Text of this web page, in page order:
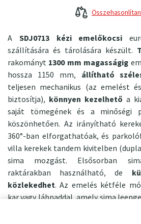
A SDJ0713 kézi emelőkocsi
szállítására és tárolására készült.
rakományt 1300 mm magasságig
hossza 1150 mm, állítható
teljesen mechanikus (az emelést
biztosítja), könnyen kezelhető a
saját tömegének és a minőségi
köszönhetően. Az irányítható
360°-ban elforgathatóak, és
villa kerekek tandem kivitelben
sima mozgást. Elsősorban
raktárakban használható, de
közlekedhet. Az emelés kétféle
kar vagy lábpaddal, amely sima